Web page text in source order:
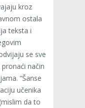
kroz
ostala
teksta i
se sve
način
“Šanse
učenika
da to